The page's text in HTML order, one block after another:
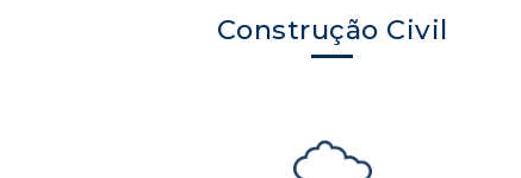
Construção Civil